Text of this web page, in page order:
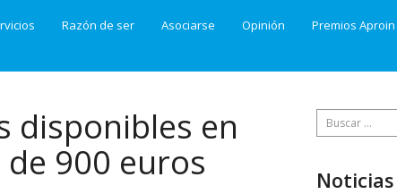
Razón de ser Asociarse Opinión Premios Aproin
disponibles en
900 euros
Buscar:
Noticias